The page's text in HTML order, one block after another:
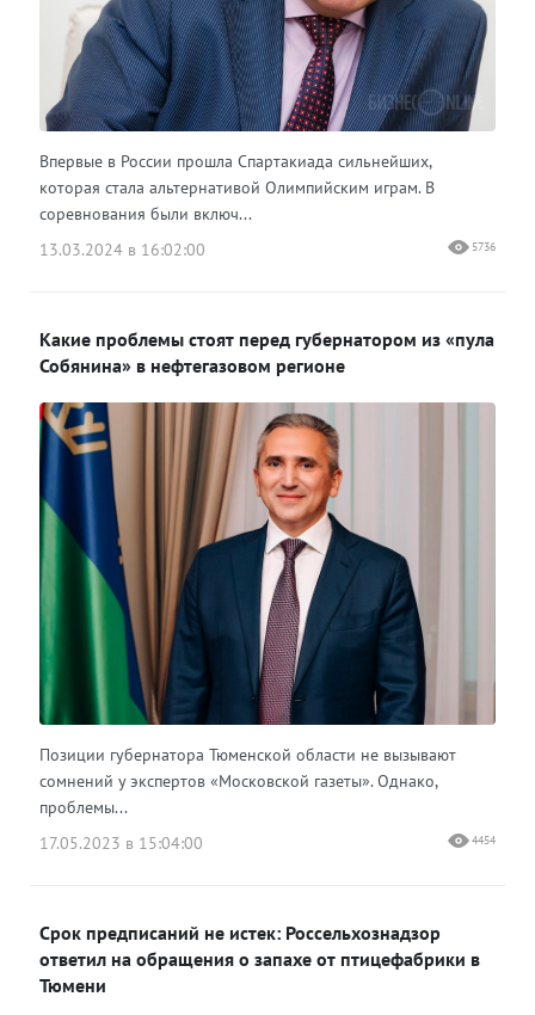
Впервые в России прошла Спартакиада сильнейших,
которая стала альтернативой Олимпийским играм. В
соревнования были включ...
13.03.2024 в 16:02:00
5736
Какие проблемы стоят перед губернатором из «пула
Собянина» в нефтегазовом регионе
Позиции губернатора Тюменской области не вызывают
сомнений у экспертов «Московской газеты». Однако,
проблемы...
17.05.2023 в 15:04:00
4454
Срок предписаний не истек: Россельхознадзор
ответил на обращения о запахе от птицефабрики в
Тюмени